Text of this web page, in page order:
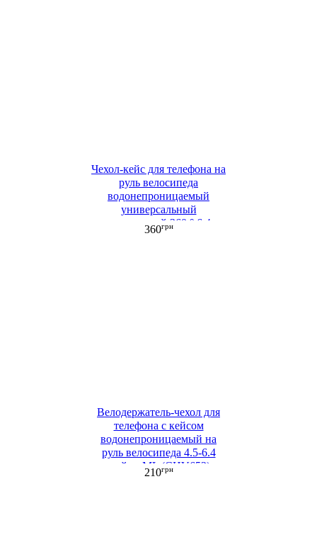
Чехол-кейс для телефона на
руль велосипеда
водонепроницаемый
универсальный
поворотный 360 ° 6,4
дюйма синий ML
360грн
Велодержатель-чехол для
телефона с кейсом
водонепроницаемый на
руль велосипеда 4.5-6.4
дюйма ML (CHV652)
210грн